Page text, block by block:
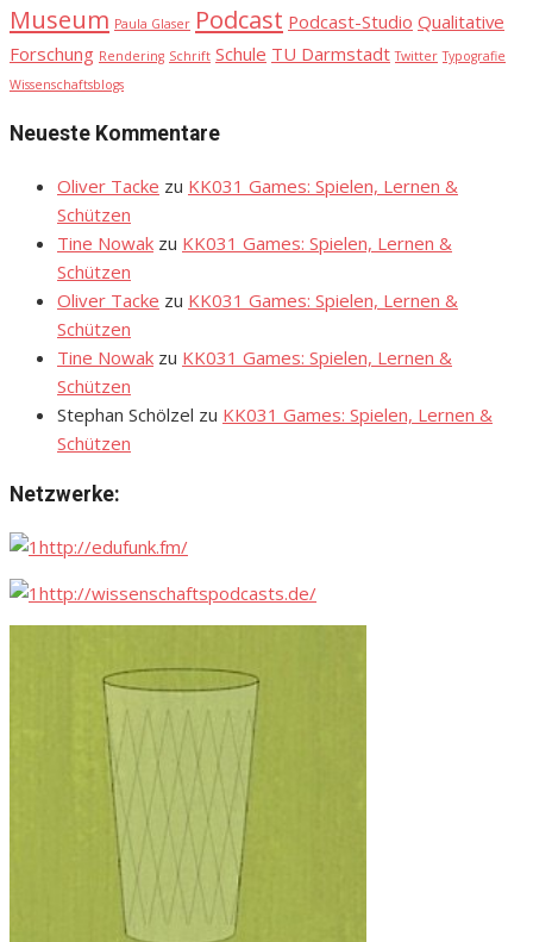
Museum Paula Glaser Podcast Podcast-Studio Qualitative
Forschung Rendering Schrift Schule TU Darmstadt Twitter Typografie
Wissenschaftsblogs
Neueste Kommentare
Oliver Tacke zu KK031 Games: Spielen, Lernen &
Schützen
Tine Nowak zu KK031 Games: Spielen, Lernen &
Schützen
Oliver Tacke zu KK031 Games: Spielen, Lernen &
Schützen
Tine Nowak zu KK031 Games: Spielen, Lernen &
Schützen
Stephan Schölzel zu KK031 Games: Spielen, Lernen &
Schützen
Netzwerke:
http://edufunk.fm/
http://wissenschaftspodcasts.de/